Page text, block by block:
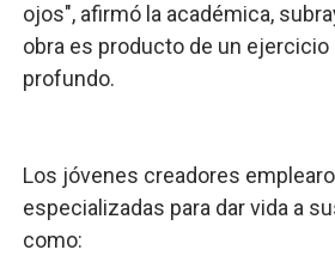
ojos", afirmó la académica,
obra es producto de un
profundo.
​Los jóvenes creadores
especializadas para dar vida a
como: